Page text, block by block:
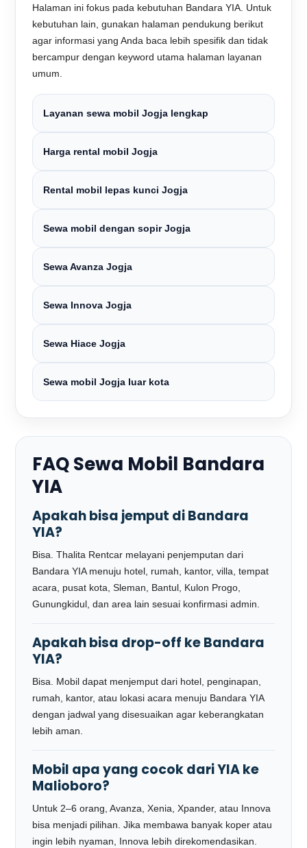
Halaman ini fokus pada kebutuhan Bandara YIA. Untuk
kebutuhan lain, gunakan halaman pendukung berikut
agar informasi yang Anda baca lebih spesifik dan tidak
bercampur dengan keyword utama halaman layanan
umum.
Layanan sewa mobil Jogja lengkap
Harga rental mobil Jogja
Rental mobil lepas kunci Jogja
Sewa mobil dengan sopir Jogja
Sewa Avanza Jogja
Sewa Innova Jogja
Sewa Hiace Jogja
Sewa mobil Jogja luar kota
FAQ Sewa Mobil Bandara
YIA
Apakah bisa jemput di Bandara
YIA?
Bisa. Thalita Rentcar melayani penjemputan dari
Bandara YIA menuju hotel, rumah, kantor, villa, tempat
acara, pusat kota, Sleman, Bantul, Kulon Progo,
Gunungkidul, dan area lain sesuai konfirmasi admin.
Apakah bisa drop-off ke Bandara
YIA?
Bisa. Mobil dapat menjemput dari hotel, penginapan,
rumah, kantor, atau lokasi acara menuju Bandara YIA
dengan jadwal yang disesuaikan agar keberangkatan
lebih aman.
Mobil apa yang cocok dari YIA ke
Malioboro?
Untuk 2–6 orang, Avanza, Xenia, Xpander, atau Innova
bisa menjadi pilihan. Jika membawa banyak koper atau
ingin lebih nyaman, Innova lebih direkomendasikan.